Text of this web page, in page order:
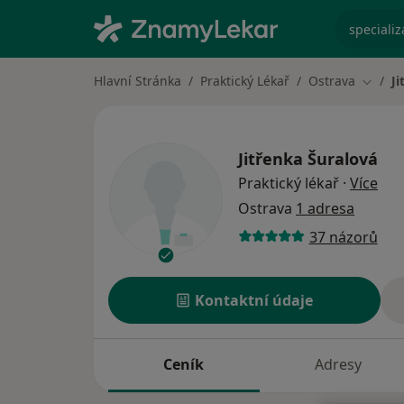
Hlavní Stránka Praktický Lékař Ostrava
Jitřenka Šuralová
Praktický lékař · Více
Ostrava 1 adresa
37 názorů
Kontaktní údaje
Ceník Adresy